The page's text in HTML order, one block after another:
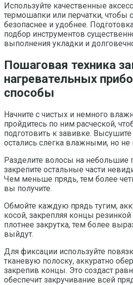
Используйте качественные
термошапки или перчатки, чтобы
безопаснее и удобнее.
подбор инструментов
выполнения укладки и
Пошаговая техника
нагревательных
способы
Начните с чистых и немного
пройдитесь по ним расческой,
подготовить к завивке.
остались слегка влажными, но
Разделите волосы на небольшие
закрепите остальные части
Чем меньше прядь, тем более
вы получите.
Обмойте каждую прядь тугим,
косой, закрепляя концы
плотнее закрутка, тем более
выйдут.
Для фиксации используйте
тканевую полоску, аккуратно
закрепив концы. Это создаст
обеспечит закручивание всей